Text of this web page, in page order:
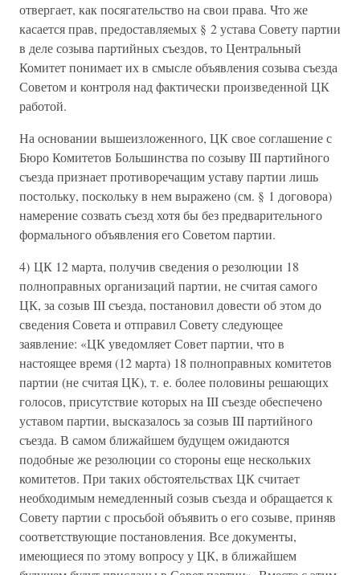
отвергает, как посягательство на свои права. Что же
касается прав, предоставляемых § 2 устава Совету партии
в деле созыва партийных съездов, то Центральный
Комитет понимает их в смысле объявления созыва съезда
Советом и контроля над фактически произведенной ЦК
работой.
На основании вышеизложенного, ЦК свое соглашение с
Бюро Комитетов Большинства по созыву III партийного
съезда признает противоречащим уставу партии лишь
постольку, поскольку в нем выражено (см. § 1 договора)
намерение созвать съезд хотя бы без предварительного
формального объявления его Советом партии.
4) ЦК 12 марта, получив сведения о резолюции 18
полноправных организаций партии, не считая самого
ЦК, за созыв III съезда, постановил довести об этом до
сведения Совета и отправил Совету следующее
заявление: «ЦК уведомляет Совет партии, что в
настоящее время (12 марта) 18 полноправных комитетов
партии (не считая ЦК), т. е. более половины решающих
голосов, присутствие которых на III съезде обеспечено
уставом партии, высказалось за созыв III партийного
съезда. В самом ближайшем будущем ожидаются
подобные же резолюции со стороны еще нескольких
комитетов. При таких обстоятельствах ЦК считает
необходимым немедленный созыв съезда и обращается к
Совету партии с просьбой объявить о его созыве, приняв
соответствующие постановления. Все документы,
имеющиеся по этому вопросу у ЦК, в ближайшем